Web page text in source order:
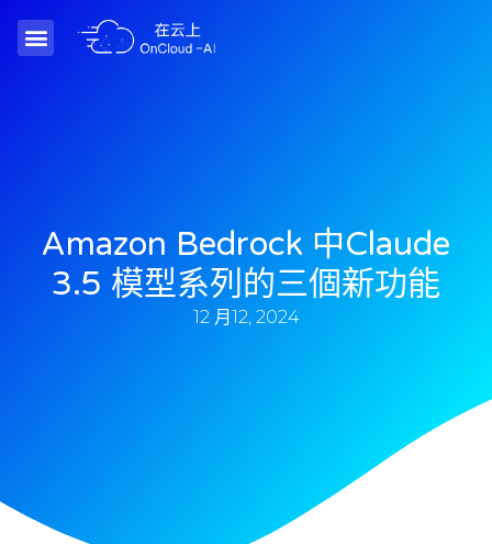
Amazon Bedrock 中Claude
3.5 模型系列的三個新功能
12 月12, 2024